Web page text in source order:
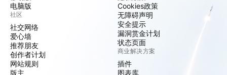
电脑版
社区
社交网络
爱心墙
推荐朋友
创作者计划
网站规则
版主
Cookies政策
无障碍声明
安全提示
漏洞赏金计划
状态页面
商业解决方案
插件
图表库